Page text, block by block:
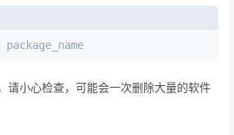
请小心检查，可能会一次删除大量的软件